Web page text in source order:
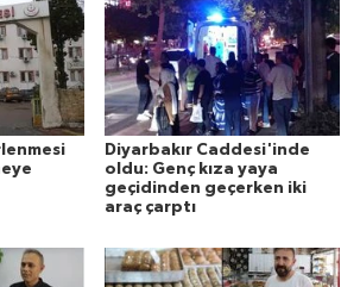
Diyarbakır Caddesi'inde
oldu: Genç kıza yaya
geçidinden geçerken iki
araç çarptı